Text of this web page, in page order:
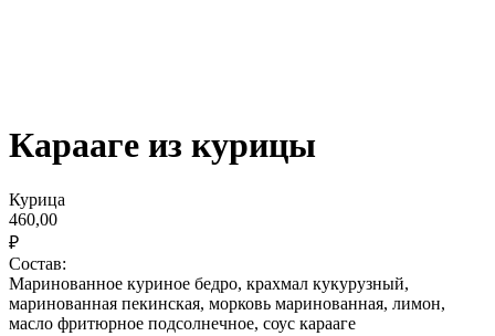
Карааге из курицы
Курица
460,00
₽
Состав:
Маринованное куриное бедро, крахмал кукурузный,
маринованная пекинская, морковь маринованная, лимон,
масло фритюрное подсолнечное, соус карааге